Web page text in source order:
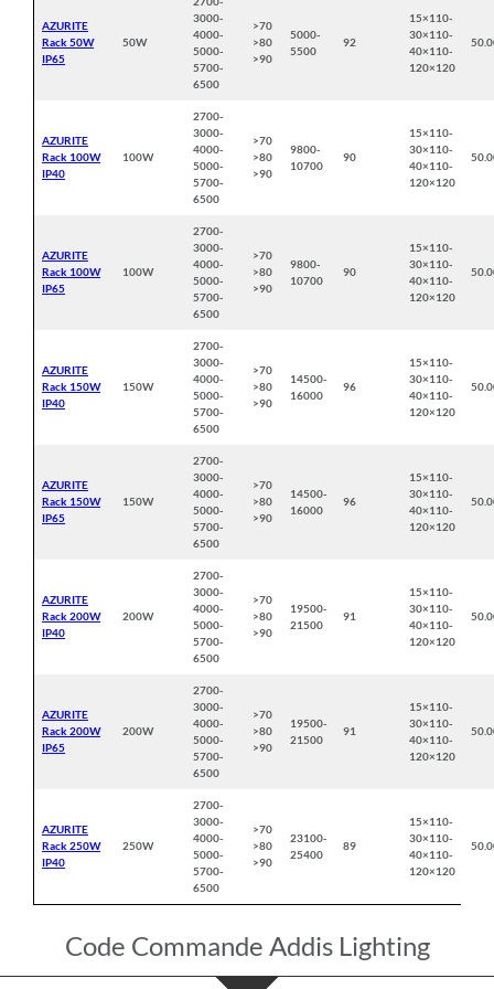
AZURITE
Rack 50W
IP65
50W
3000-
4000-
5000-
5700-
6500
>70
>80
>90
5000-
5500
92
15×110-
30×110-
40×110-
120×120
AZURITE
Rack 100W
IP40
100W
2700-
3000-
4000-
5000-
5700-
6500
>70
>80
>90
9800-
10700
90
15×110-
30×110-
40×110-
120×120
AZURITE
Rack 100W
IP65
100W
2700-
3000-
4000-
5000-
5700-
6500
>70
>80
>90
9800-
10700
90
15×110-
30×110-
40×110-
120×120
AZURITE
Rack 150W
IP40
150W
2700-
3000-
4000-
5000-
5700-
6500
>70
>80
>90
14500-
16000
96
15×110-
30×110-
40×110-
120×120
AZURITE
Rack 150W
IP65
150W
2700-
3000-
4000-
5000-
5700-
6500
>70
>80
>90
14500-
16000
96
15×110-
30×110-
40×110-
120×120
AZURITE
Rack 200W
IP40
200W
2700-
3000-
4000-
5000-
5700-
6500
>70
>80
>90
19500-
21500
91
15×110-
30×110-
40×110-
120×120
AZURITE
Rack 200W
IP65
200W
2700-
3000-
4000-
5000-
5700-
6500
>70
>80
>90
19500-
21500
91
15×110-
30×110-
40×110-
120×120
AZURITE
Rack 250W
IP40
250W
2700-
3000-
4000-
5000-
5700-
6500
>70
>80
>90
23100-
25400
89
15×110-
30×110-
40×110-
120×120
Code Commande Addis Lighting